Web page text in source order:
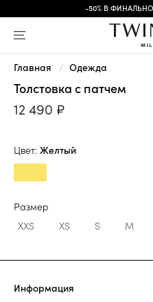
-50% В
Главная Одежда
Толстовка с патчем
12 490 ₽
Цвет: Желтый
Размер
XXS
XS S M
Информация